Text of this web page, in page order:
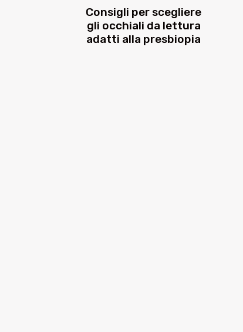
Consigli per scegliere
gli occhiali da lettura
adatti alla presbiopia